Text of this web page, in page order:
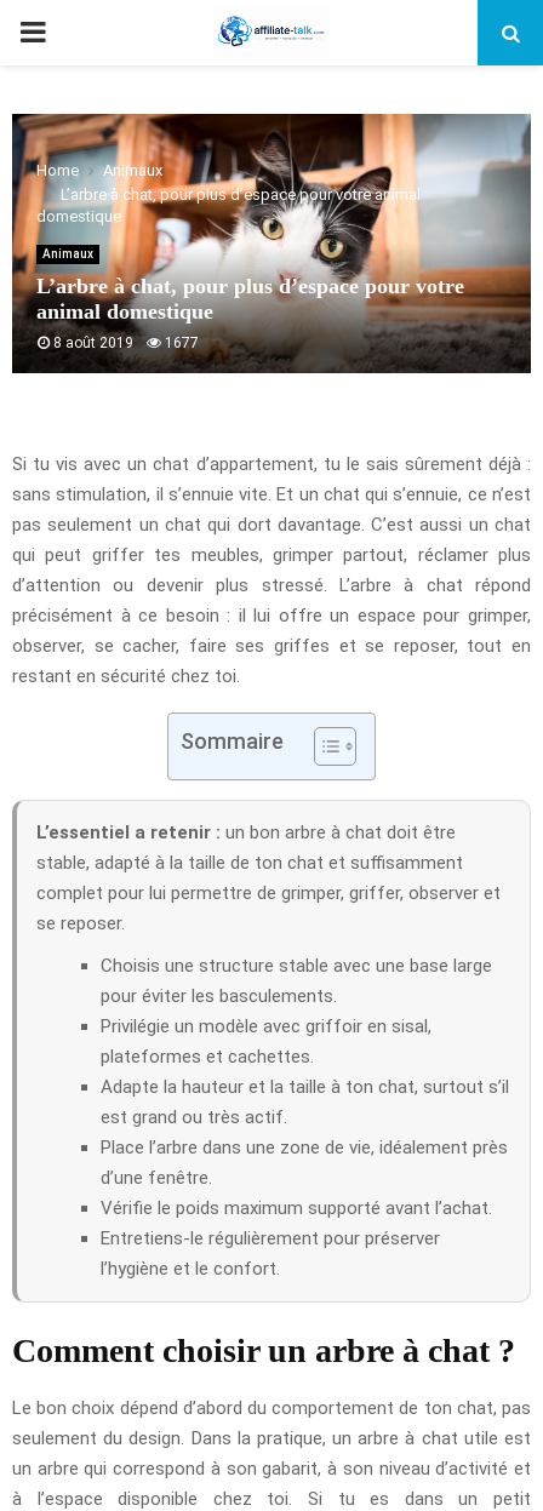
PRIMARY
Home
Animaux
L’arbre à chat, pour plus d’espace pour votre animal
domestique
Animaux
L’arbre à chat, pour plus d’espace pour votre
animal domestique
8 août 2019 1677
Si tu vis avec un chat d’appartement, tu le sais sûrement déjà :
sans stimulation, il s’ennuie vite. Et un chat qui s’ennuie, ce n’est
pas seulement un chat qui dort davantage. C’est aussi un chat
qui peut griffer tes meubles, grimper partout, réclamer plus
d’attention ou devenir plus stressé. L’arbre à chat répond
précisément à ce besoin : il lui offre un espace pour grimper,
observer, se cacher, faire ses griffes et se reposer, tout en
restant en sécurité chez toi.
Sommaire
L’essentiel a retenir : un bon arbre à chat doit être
stable, adapté à la taille de ton chat et suffisamment
complet pour lui permettre de grimper, griffer, observer et
se reposer.
Choisis une structure stable avec une base large
pour éviter les basculements.
Privilégie un modèle avec griffoir en sisal,
plateformes et cachettes.
Adapte la hauteur et la taille à ton chat, surtout s’il
est grand ou très actif.
Place l’arbre dans une zone de vie, idéalement près
d’une fenêtre.
Vérifie le poids maximum supporté avant l’achat.
Entretiens-le régulièrement pour préserver
l’hygiène et le confort.
Comment choisir un arbre à chat ?
Le bon choix dépend d’abord du comportement de ton chat, pas
seulement du design. Dans la pratique, un arbre à chat utile est
un arbre qui correspond à son gabarit, à son niveau d’activité et
à l’espace disponible chez toi. Si tu es dans un petit